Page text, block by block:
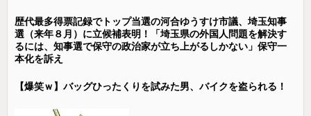
歴代最多得票記録でトップ当選の河合ゆうすけ市議、埼玉知事
選（来年８月）に立候補表明！「埼玉県の外国人問題を解決す
るには、知事選で保守の政治家が立ち上がるしかない」保守一
本化を訴え
【爆笑ｗ】バッグひったくりを試みた男、バイクを盗られる！